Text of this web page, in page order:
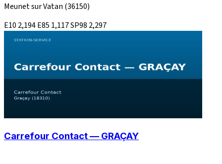
Meunet sur Vatan (36150)
E10 2,194E85 1,117SP98 2,297
Carrefour Contact — GRAÇAY